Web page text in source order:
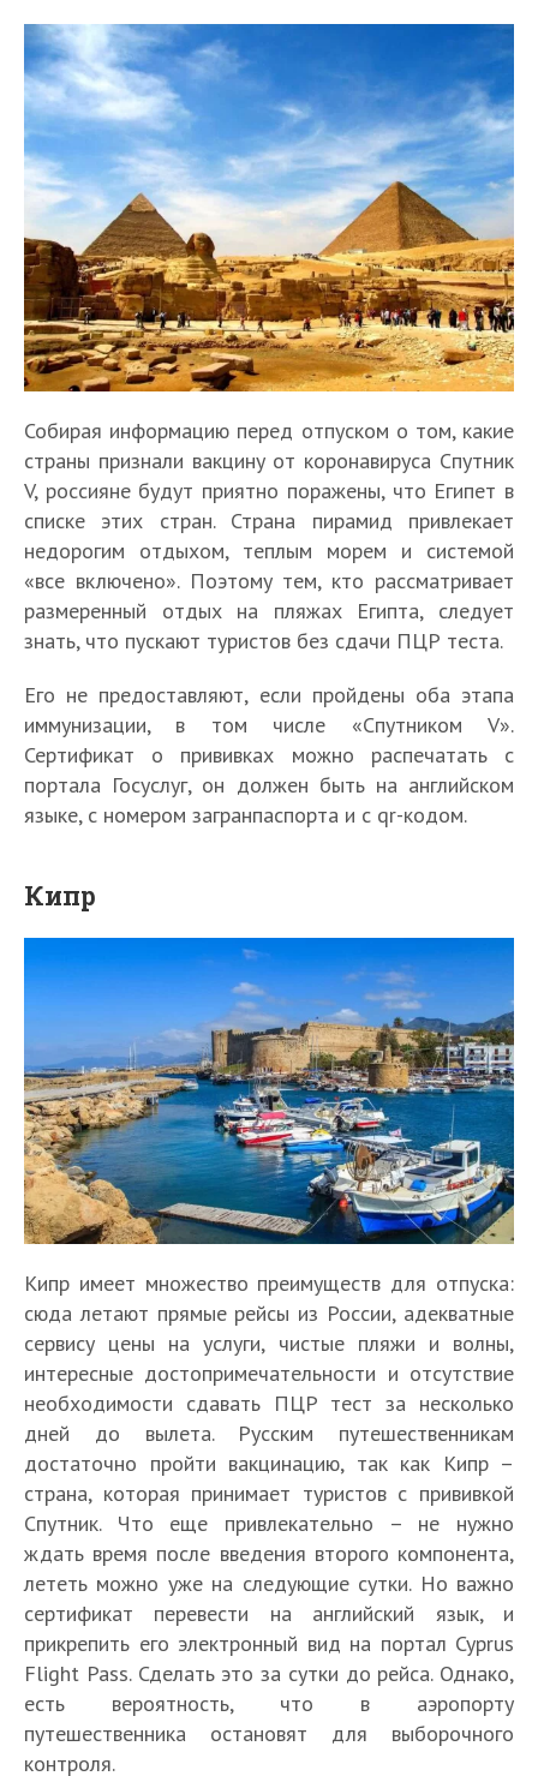
Собирая информацию перед отпуском о том, какие
страны признали вакцину от коронавируса Спутник
V, россияне будут приятно поражены, что Египет в
списке этих стран. Страна пирамид привлекает
недорогим отдыхом, теплым морем и системой
«все включено». Поэтому тем, кто рассматривает
размеренный отдых на пляжах Египта, следует
знать, что пускают туристов без сдачи ПЦР теста.
Его не предоставляют, если пройдены оба этапа
иммунизации, в том числе «Спутником V».
Сертификат о прививках можно распечатать с
портала Госуслуг, он должен быть на английском
языке, с номером загранпаспорта и с qr-кодом.
Кипр
Кипр имеет множество преимуществ для отпуска:
сюда летают прямые рейсы из России, адекватные
сервису цены на услуги, чистые пляжи и волны,
интересные достопримечательности и отсутствие
необходимости сдавать ПЦР тест за несколько
дней до вылета. Русским путешественникам
достаточно пройти вакцинацию, так как Кипр –
страна, которая принимает туристов с прививкой
Спутник. Что еще привлекательно – не нужно
ждать время после введения второго компонента,
лететь можно уже на следующие сутки. Но важно
сертификат перевести на английский язык, и
прикрепить его электронный вид на портал Cyprus
Flight Pass. Сделать это за сутки до рейса. Однако,
есть вероятность, что в аэропорту
путешественника остановят для выборочного
контроля.